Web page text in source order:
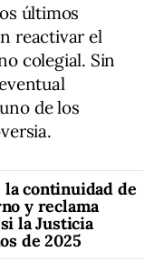
últimos
reactivar el
colegial. Sin
de los
continuidad de
y reclama
la Justicia
de 2025